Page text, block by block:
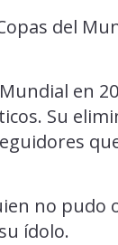
del
en
Su
no
ídolo.